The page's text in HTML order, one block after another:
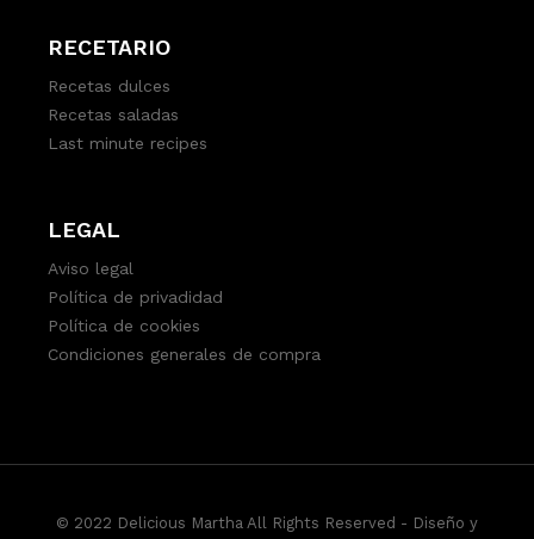
RECETARIO
Recetas dulces
Recetas saladas
Last minute recipes
LEGAL
Aviso legal
Política de privadidad
Política de cookies
Condiciones generales de compra
© 2022 Delicious Martha All Rights Reserved - Diseño y